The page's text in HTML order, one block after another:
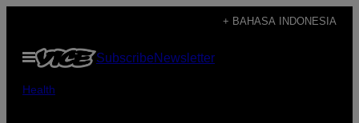
content
+ BAHASA INDONESIA
Open
Menu
SubscribeNewsletter
Health